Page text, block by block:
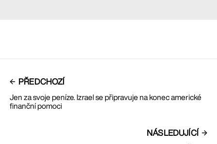
PŘEDCHOZÍ
Jen za svoje peníze. Izrael se připravuje na konec americké
finanční pomoci
NÁSLEDUJÍCÍ